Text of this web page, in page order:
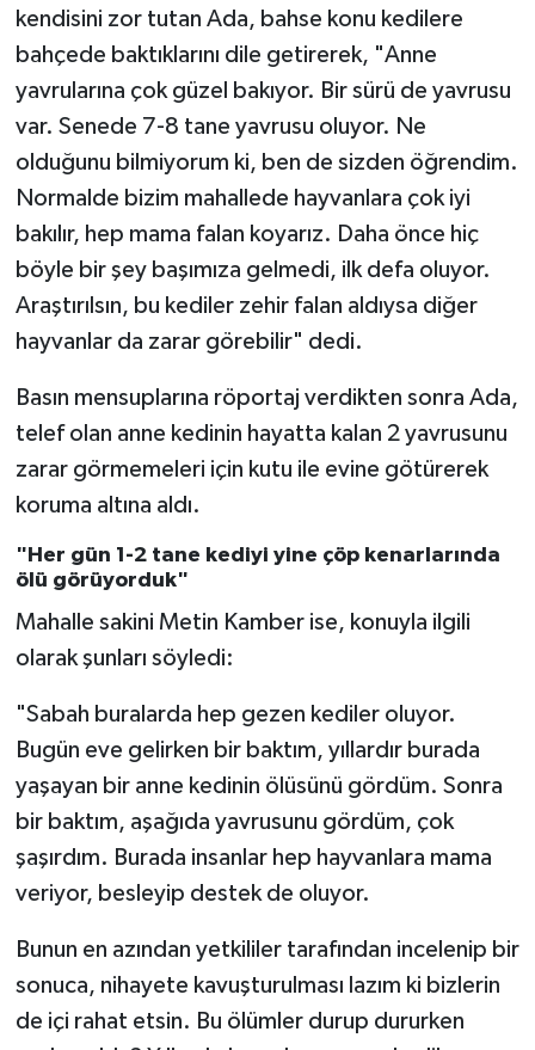
kendisini zor tutan Ada, bahse konu kedilere
bahçede baktıklarını dile getirerek, "Anne
yavrularına çok güzel bakıyor. Bir sürü de yavrusu
var. Senede 7-8 tane yavrusu oluyor. Ne
olduğunu bilmiyorum ki, ben de sizden öğrendim.
Normalde bizim mahallede hayvanlara çok iyi
bakılır, hep mama falan koyarız. Daha önce hiç
böyle bir şey başımıza gelmedi, ilk defa oluyor.
Araştırılsın, bu kediler zehir falan aldıysa diğer
hayvanlar da zarar görebilir" dedi.
Basın mensuplarına röportaj verdikten sonra Ada,
telef olan anne kedinin hayatta kalan 2 yavrusunu
zarar görmemeleri için kutu ile evine götürerek
koruma altına aldı.
"Her gün 1-2 tane kediyi yine çöp kenarlarında
ölü görüyorduk"
Mahalle sakini Metin Kamber ise, konuyla ilgili
olarak şunları söyledi:
"Sabah buralarda hep gezen kediler oluyor.
Bugün eve gelirken bir baktım, yıllardır burada
yaşayan bir anne kedinin ölüsünü gördüm. Sonra
bir baktım, aşağıda yavrusunu gördüm, çok
şaşırdım. Burada insanlar hep hayvanlara mama
veriyor, besleyip destek de oluyor.
Bunun en azından yetkililer tarafından incelenip bir
sonuca, nihayete kavuşturulması lazım ki bizlerin
de içi rahat etsin. Bu ölümler durup dururken